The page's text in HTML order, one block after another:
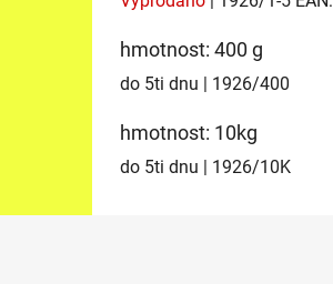
hmotnost: 400 g
do 5ti dnu | 1926/400
hmotnost: 10kg
do 5ti dnu | 1926/10K